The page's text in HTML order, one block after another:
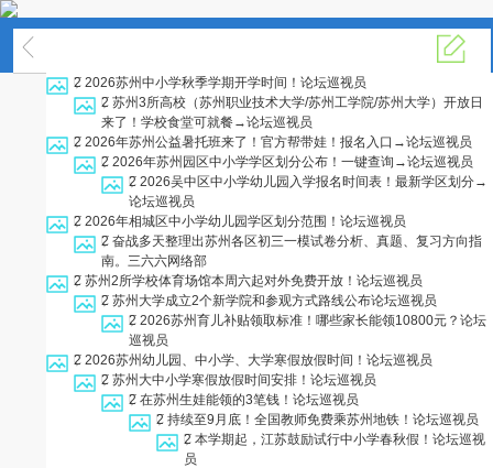
2 2026苏州中小学秋季学期开学时间！ 论坛巡视员
2 苏州3所高校（苏州职业技术大学/苏州工学院/苏州大学）开放日
来了！学校食堂可就餐→论坛巡视员
2 2026年苏州公益暑托班来了！官方帮带娃！报名入口→论坛巡视员
2 2026年苏州园区中小学学区划分公布！一键查询→论坛巡视员
2 2026吴中区中小学幼儿园入学报名时间表！最新学区划分→
论坛巡视员
2 2026年相城区中小学幼儿园学区划分范围！ 论坛巡视员
2 奋战多天整理出苏州各区初三一模试卷分析、真题、复习方向指
南。 三六六网络部
2 苏州2所学校体育场馆本周六起对外免费开放！ 论坛巡视员
2 苏州大学成立2个新学院和参观方式路线公布论坛巡视员
2 2026苏州育儿补贴领取标准！哪些家长能领10800元？ 论坛
巡视员
2 2026苏州幼儿园、中小学、大学寒假放假时间！ 论坛巡视员
2 苏州大中小学寒假放假时间安排！ 论坛巡视员
2 在苏州生娃能领的3笔钱！ 论坛巡视员
2 持续至9月底！全国教师免费乘苏州地铁！ 论坛巡视员
2 本学期起，江苏鼓励试行中小学春秋假！ 论坛巡视
员